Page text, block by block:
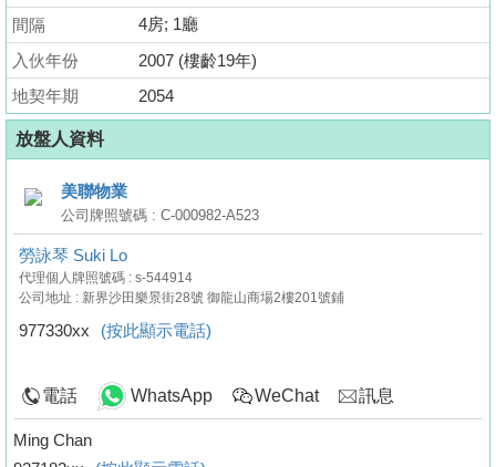
關
於
我
們
間隔
4房; 1廳
入伙年份
2007 (樓齡19年)
地契年期
2054
放盤人資料
美聯物業
公司牌照號碼 : C-000982-A523
勞詠琴 Suki Lo
代理個人牌照號碼 : s-544914
公司地址 : 新界沙田樂景街28號 御龍山商場2樓201號鋪
977330xx (按此顯示電話)
電話 WhatsApp WeChat 訊息
Ming Chan